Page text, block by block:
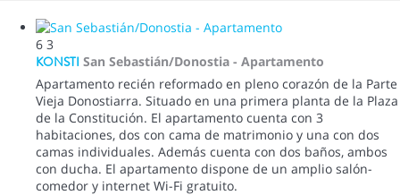
6 3
KONSTI San Sebastián/Donostia - Apartamento
Apartamento recién reformado en pleno corazón de la Parte
Vieja Donostiarra. Situado en una primera planta de la Plaza
de la Constitución. El apartamento cuenta con 3
habitaciones, dos con cama de matrimonio y una con dos
camas individuales. Además cuenta con dos baños, ambos
con ducha. El apartamento dispone de un amplio salón-
comedor y internet Wi-Fi gratuito.